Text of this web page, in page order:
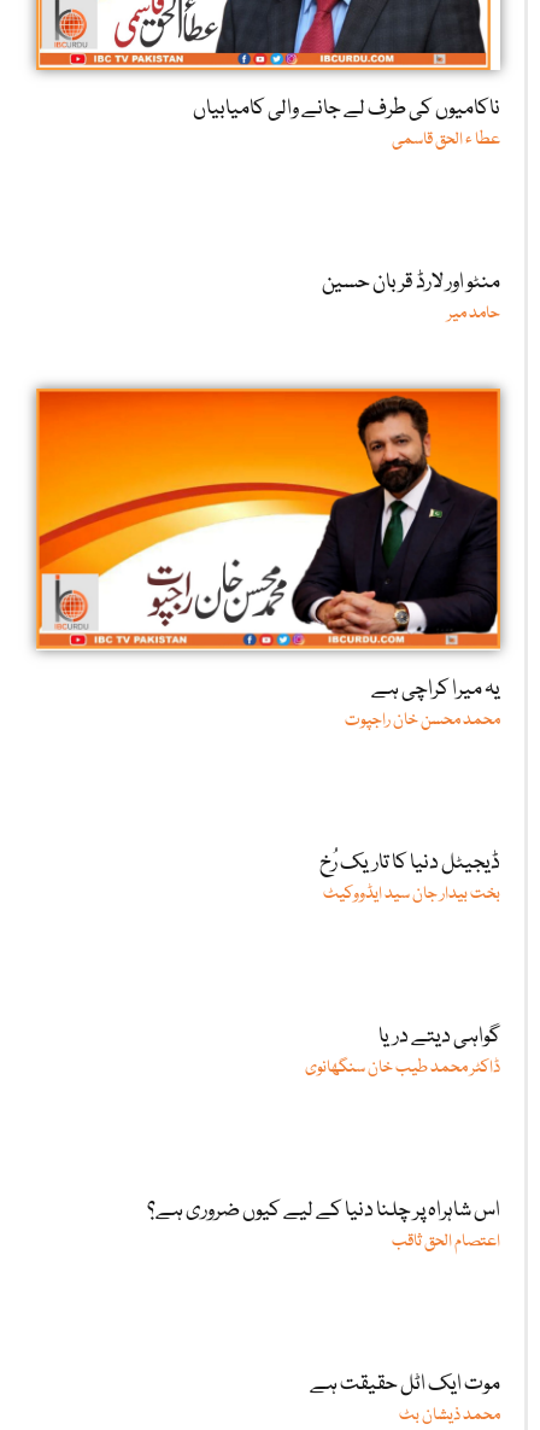
ناکامیوں کی طرف لے جانے والی کامیابیاں
عطا ء الحق قاسمی
منٹو اور لارڈ قربان حسین
حامد میر
یہ میرا کراچی ہے
محمد محسن خان راجپوت
ڈیجیٹل دنیا کا تاریک رُخ
بخت بیدار جان سید ایڈووکیٹ
گواہی دیتے دریا
ڈاکٹر محمد طیب خان سنگھانوی
اس شاہراہ پر چلنا دنیا کے لیے کیوں ضروری ہے؟
اعتصام الحق ثاقب
موت ایک اٹل حقیقت ہے
محمد ذیشان بٹ